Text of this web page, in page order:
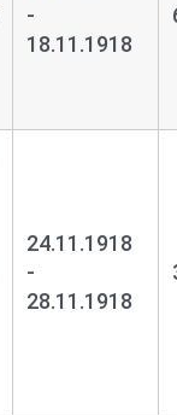
-
18.11.1918
24.11.1918
-
28.11.1918